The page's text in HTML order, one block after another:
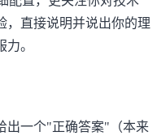
，直接说明并说出你的理
。
出一个"正确答案"（本来